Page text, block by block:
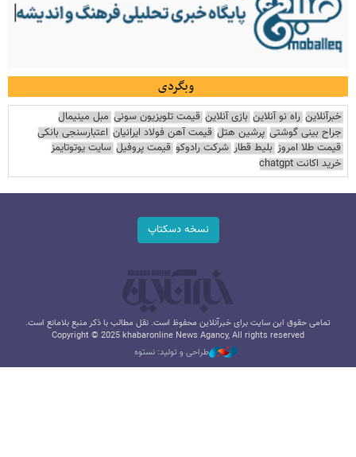
وبگردی
خبرآنلاین راه نو آنلاین بازی آنلاین قیمت تلویزیون سونی مبل مینیمال
جراح بینی گوشتی پرشین هتل قیمت آهن فولاد ایرانیان اعتبارسنجی بانکی
قیمت طلا امروز بلیط قطار شرکت رادوکو قیمت پروفیل سایت یوتوتایمز
خرید اکانت chatgpt
نسخه دسکتاپ
تمامی حقوق این سایت برای خبرآنلاین محفوظ است. نقل مطالب با ذکر منبع بلامانع است.
Copyright © 2025 khabaronline News Agancy, All rights reserved
طراحی و تولید: نستوه